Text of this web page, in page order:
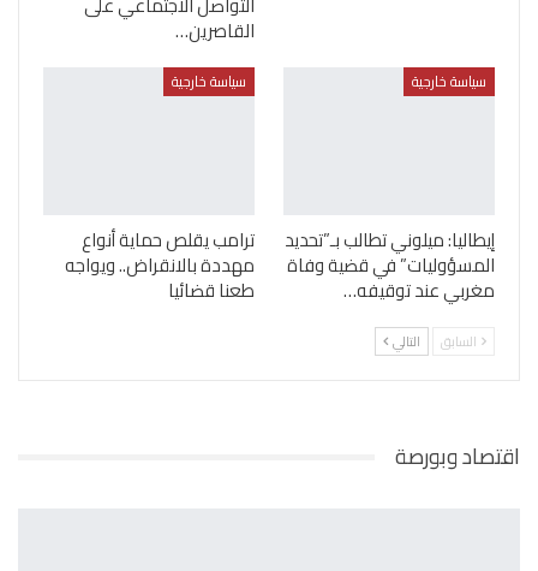
القاصرين…
سياسة خارجية
إيطاليا: ميلوني تطالب بـ”تحديد
المسؤوليات” في قضية وفاة
مغربي عند توقيفه…
سياسة خارجية
ترامب يقلص حماية أنواع
مهددة بالانقراض.. ويواجه
طعنا قضائيا
السابق التالي
اقتصاد وبورصة